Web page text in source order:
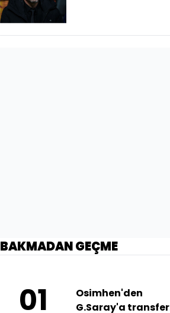
BAKMADAN GEÇME
01
Osimhen'den
G.Saray'a transfer